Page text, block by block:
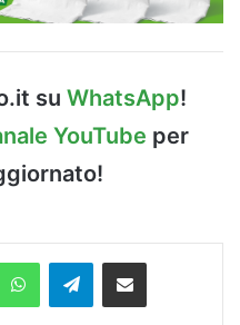
su WhatsApp!
YouTube per
WhatsAppTelegramCondividi via Email